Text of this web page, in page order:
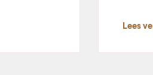
Lees